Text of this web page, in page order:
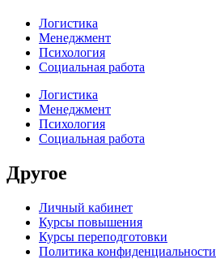
Логистика
Менеджмент
Психология
Социальная работа
Логистика
Менеджмент
Психология
Социальная работа
Другое
Личный кабинет
Курсы повышения
Курсы переподготовки
Политика конфиденциальности